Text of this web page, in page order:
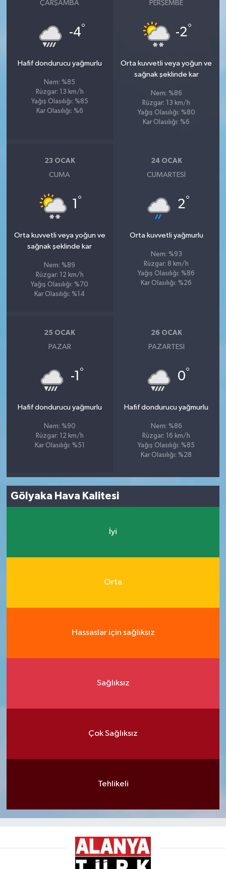
ÇARŞAMBA
-4°
Hafif dondurucu yağmurlu
Nem: %85
Rüzgar: 13 km/h
Yağış Olasılığı: %85
Kar Olasılığı: %6
PERŞEMBE
-2°
Orta kuvvetli veya yoğun ve
sağnak şeklinde kar
Nem: %86
Rüzgar: 13 km/h
Yağış Olasılığı: %80
Kar Olasılığı: %6
23 OCAK
CUMA
1 °
Orta kuvvetli veya yoğun ve
sağnak şeklinde kar
Nem: %89
Rüzgar: 12 km/h
Yağış Olasılığı: %70
Kar Olasılığı: %14
24 OCAK
CUMARTESI
2°
Orta kuvvetli yağmurlu
Nem: %93
Rüzgar: 8 km/h
Yağış Olasılığı: %86
Kar Olasılığı: %26
25 OCAK
PAZAR
-1 °
Hafif dondurucu yağmurlu
Nem: %90
Rüzgar: 12 km/h
Kar Olasılığı: %51
26 OCAK
PAZARTESI
0°
Hafif dondurucu yağmurlu
Nem: %86
Rüzgar: 16 km/h
Yağış Olasılığı: %85
Kar Olasılığı: %28
Gölyaka Hava Kalitesi
İyi
Orta
Hassaslar için sağlıksız
Sağlıksız
Çok Sağlıksız
Tehlikeli